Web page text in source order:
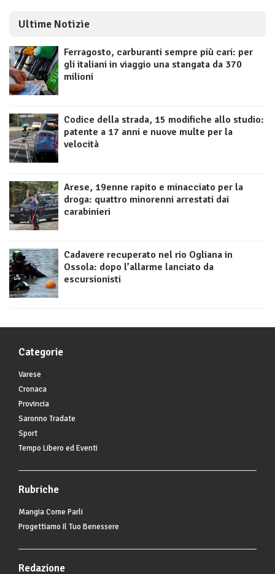
Ultime Notizie
Ferragosto, carburanti sempre più cari: per
gli italiani in viaggio una stangata da 370
milioni
Codice della strada, 15 modifiche allo studio:
patente a 17 anni e nuove multe per la
velocità
Arese, 19enne rapito e minacciato per la
droga: quattro minorenni arrestati dai
carabinieri
Cadavere recuperato nel rio Ogliana in
Ossola: dopo l’allarme lanciato da
escursionisti
Categorie
Varese
Cronaca
Provincia
Saronno Tradate
Sport
Tempo Libero ed Eventi
Rubriche
Mangia Come Parli
Progettiamo Il Tuo Benessere
Redazione